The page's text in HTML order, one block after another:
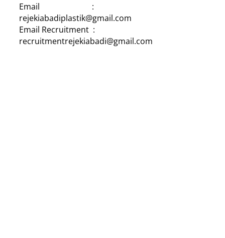
Email :
rejekiabadiplastik@gmail.com
Email Recruitment :
recruitmentrejekiabadi@gmail.com